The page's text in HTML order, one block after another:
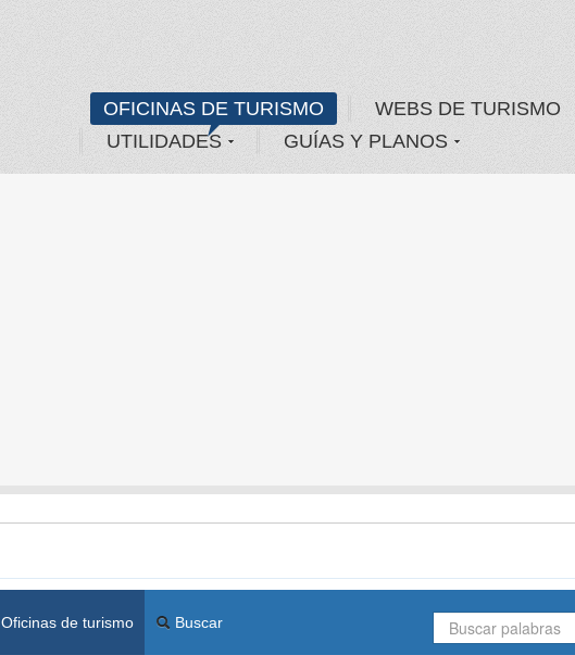
OFICINAS DE TURISMO WEBS DE TURISMO
UTILIDADES
GUÍAS Y PLANOS
Oficinas de turismo Buscar